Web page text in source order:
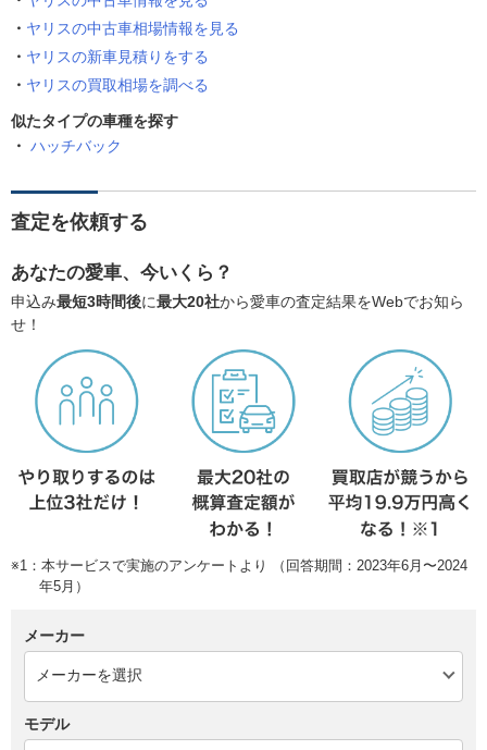
ヤリスの中古車相場情報を見る
ヤリスの新車見積りをする
ヤリスの買取相場を調べる
似たタイプの車種を探す
ハッチバック
査定を依頼する
あなたの愛車、今いくら？
申込み最短3時間後に最大20社から愛車の査定結果をWebでお知ら
せ！
※1：本サービスで実施のアンケートより （回答期間：2023年6月〜2024
年5月）
メーカー
モデル